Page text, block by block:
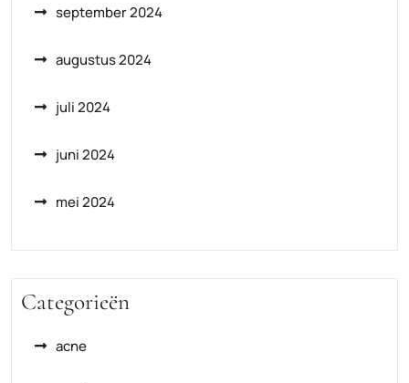
september 2024
augustus 2024
juli 2024
juni 2024
mei 2024
Categorieën
acne